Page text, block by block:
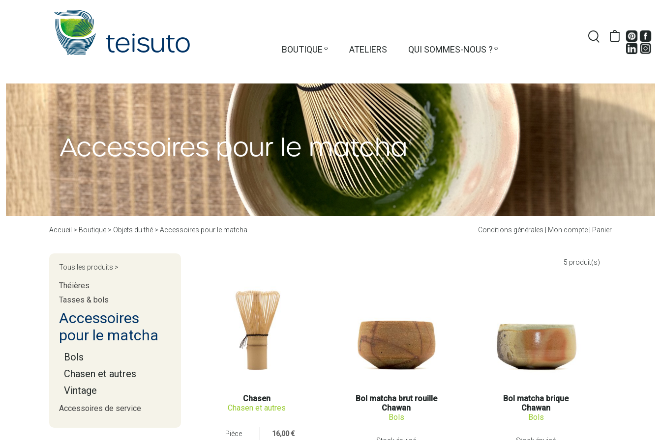
teisuto BOUTIQUE ATELIERS QUI SOMMES-NOUS ?
Accessoires pour le matcha
Accueil > Boutique > Objets du thé > Accessoires pour le matcha Conditions générales Mon compte Panier
Tous les produits >
Théières
Tasses & bols
Accessoires
pour le matcha
Bols
Chasen et autres
Vintage
Accessoires de service
5 produit(s)
Chasen
Chasen et autres
Pièce 16,00 €
Bol matcha brut rouille
Chawan
Bols
Bol matcha brique
Chawan
Bols